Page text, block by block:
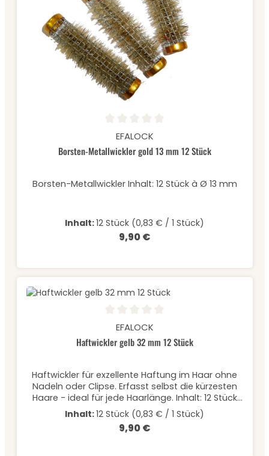
Durchschnittliche Bewertung von 0 von 5 Sternen
EFALOCK
Borsten-Metallwickler gold 13 mm 12 Stück
Borsten-Metallwickler Inhalt: 12 Stück à Ø 13 mm
Inhalt:12 Stück (0,83 € / 1 Stück)
Regulärer Preis:
9,90 €
Durchschnittliche Bewertung von 0 von 5 Sternen
EFALOCK
Haftwickler gelb 32 mm 12 Stück
Haftwickler für exzellente Haftung im Haar ohne
Nadeln oder Clipse. Erfasst selbst die kürzesten
Haare - ideal für jede Haarlänge. Inhalt: 12 Stück
à Ø 32 mm
Inhalt:12 Stück (0,83 € / 1 Stück)
Regulärer Preis:
9,90 €